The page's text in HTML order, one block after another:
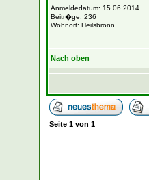
Anmeldedatum: 15.06.2014
Beitr�ge: 236
Wohnort: Heilsbronn
Nach oben
Seite 1von 1